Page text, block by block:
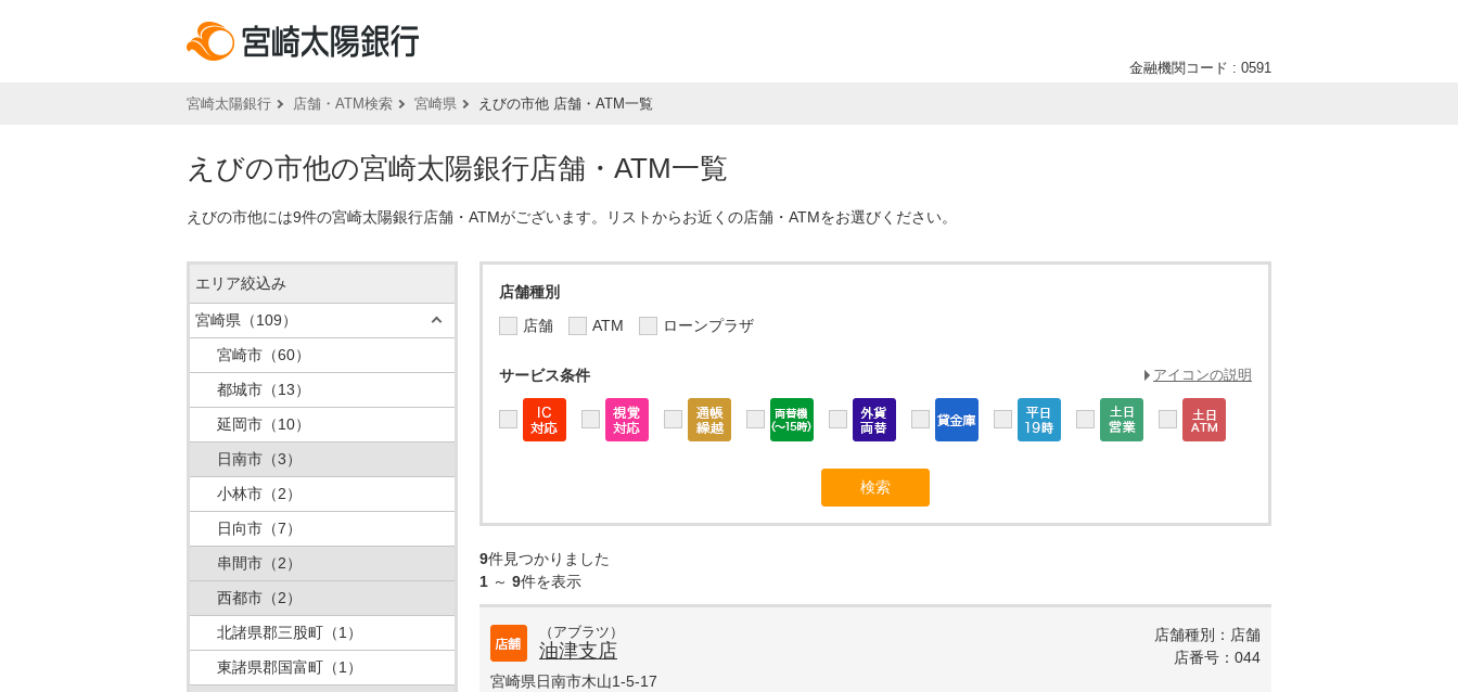
金融機関コード : 0591
宮崎太陽銀行 店舗・ATM検索 宮崎県 えびの市他 店舗・ATM一覧
えびの市他の宮崎太陽銀行店舗・ATM一覧
えびの市他には9件の宮崎太陽銀行店舗・ATMがございます。リストからお近くの店舗・ATMをお選びください。
店舗種別
店舗
ATM ローンプラザ
サービス条件 アイコンの説明
9件見つかりました
1 ～ 9件を表示
（アブラツ）
油津支店
宮崎県日南市木山1-5-17
店舗種別：店舗
店番号：044
エリア絞込み
宮崎県 （109）
宮崎市 （60）
都城市 （13）
延岡市 （10）
日南市 （3）
小林市 （2）
日向市 （7）
串間市 （2）
西都市 （2）
北諸県郡三股町 （1）
東諸県郡国富町 （1）